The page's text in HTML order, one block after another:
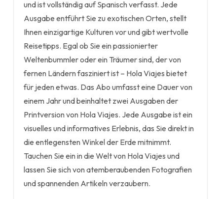
und ist vollständig auf Spanisch verfasst. Jede
Ausgabe entführt Sie zu exotischen Orten, stellt
Ihnen einzigartige Kulturen vor und gibt wertvolle
Reisetipps. Egal ob Sie ein passionierter
Weltenbummler oder ein Träumer sind, der von
fernen Ländern fasziniert ist – Hola Viajes bietet
für jeden etwas. Das Abo umfasst eine Dauer von
einem Jahr und beinhaltet zwei Ausgaben der
Printversion von Hola Viajes. Jede Ausgabe ist ein
visuelles und informatives Erlebnis, das Sie direkt in
die entlegensten Winkel der Erde mitnimmt.
Tauchen Sie ein in die Welt von Hola Viajes und
lassen Sie sich von atemberaubenden Fotografien
und spannenden Artikeln verzaubern.